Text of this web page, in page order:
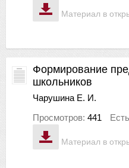
Материал в
Материал в
Формирование
школьников
Чарушина Е. И.
Просмотров: 441 Есть